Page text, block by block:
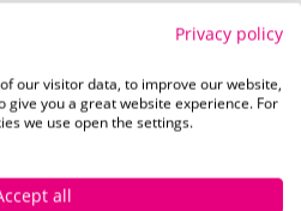
Ihre Werbeartikel bei
Privacy policy
our visitor data, to improve our website,
give you a great website experience. For
we use open the settings.
all